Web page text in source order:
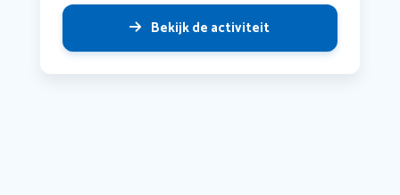
Bekijk de activiteit